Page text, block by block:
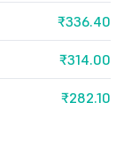
₹336.40
₹314.00
₹282.10